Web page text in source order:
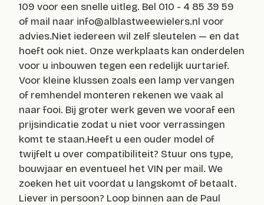
109 voor een snelle uitleg. Bel 010 - 4 85 39 59
of mail naar info@alblastweewielers.nl voor
advies.Niet iedereen wil zelf sleutelen — en dat
hoeft ook niet. Onze werkplaats kan onderdelen
voor u inbouwen tegen een redelijk uurtarief.
Voor kleine klussen zoals een lamp vervangen
of remhendel monteren rekenen we vaak al
naar fooi. Bij groter werk geven we vooraf een
prijsindicatie zodat u niet voor verrassingen
komt te staan.Heeft u een ouder model of
twijfelt u over compatibiliteit? Stuur ons type,
bouwjaar en eventueel het VIN per mail. We
zoeken het uit voordat u langskomt of betaalt.
Liever in persoon? Loop binnen aan de Paul